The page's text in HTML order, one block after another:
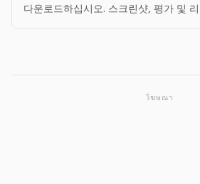
다운로드하십시오. 스크린샷, 평가 및
โฆษณา